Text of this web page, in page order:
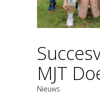
MJT
Nieuws